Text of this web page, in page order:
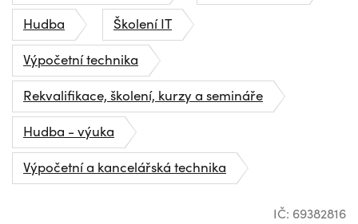
Hudba
Školení IT
Výpočetní technika
Rekvalifikace, školení, kurzy a semináře
Hudba - výuka
Výpočetní a kancelářská technika
IČ: 69382816